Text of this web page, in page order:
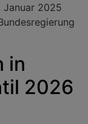
Januar 2025
in
2026